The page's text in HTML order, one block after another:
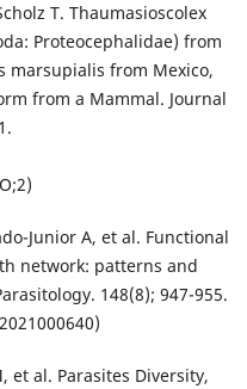
T. Thaumasioscolex
Proteocephalidae) from
marsupialis from Mexico,
from a Mammal. Journal
Junior A, et al. Functional
network: patterns and
148(8); 947-955.
et al. Parasites Diversity,